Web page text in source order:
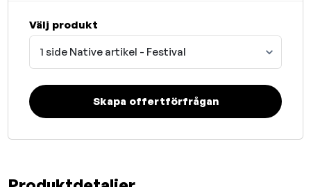
Välj produkt
1 side Native artikel - Festival
Skapa offertförfrågan